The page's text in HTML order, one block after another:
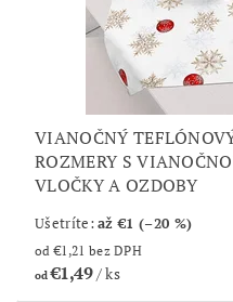
VIANOČNÝ
ROZMERY S
VLOČKY A OZDOBY
Ušetríte:až €1 (–20 %)
od €1,21 bez DPH
od€1,49/ ks